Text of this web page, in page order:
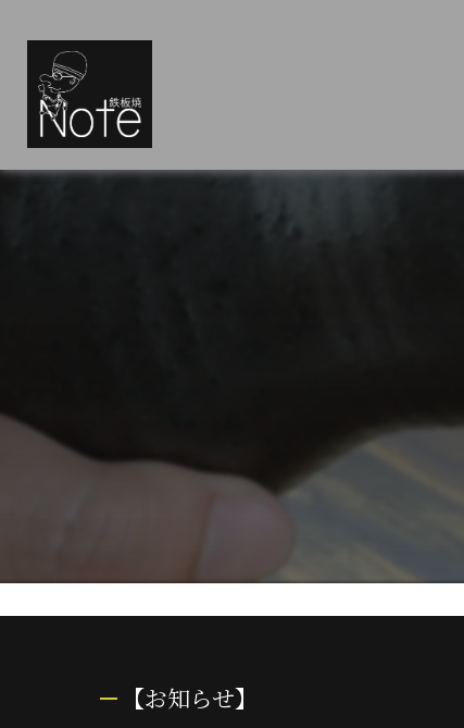
【お知らせ】